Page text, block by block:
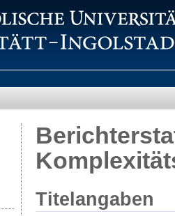
Titelangaben